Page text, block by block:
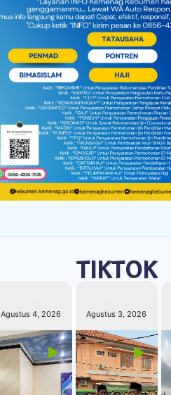
TIKTOK
Agustus 4, 2026 Agustus 3, 2026